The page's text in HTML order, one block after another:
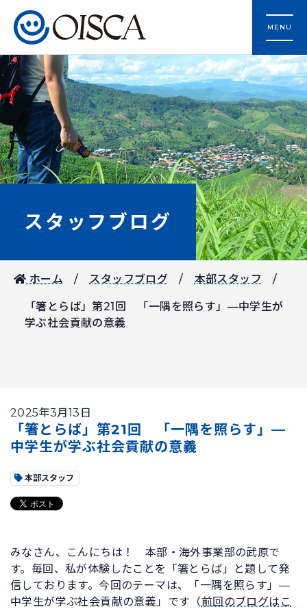
MENU
スタッフブログ
ホーム スタッフブログ 本部スタッフ
「箸とらば」第21回 「一隅を照らす」—中学生が
学ぶ社会貢献の意義
2025年3月13日
「箸とらば」第21回 「一隅を照らす」—
中学生が学ぶ社会貢献の意義
本部スタッフ
みなさん、こんにちは！ 本部・海外事業部の武原で
す。毎回、私が体験したことを「箸とらば」と題して発
信しております。今回のテーマは、「一隅を照らす」—
中学生が学ぶ社会貢献の意義」です（前回のブログはこ